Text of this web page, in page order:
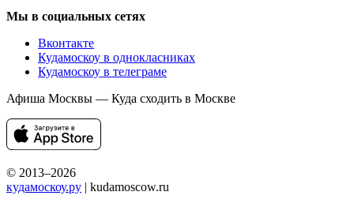
Мы в социальных сетях
Вконтакте
Кудамоскоу в однокласниках
Кудамоскоу в телеграме
Афиша Москвы — Куда сходить в Москве
© 2013–2026
кудамоскоу.ру | kudamoscow.ru